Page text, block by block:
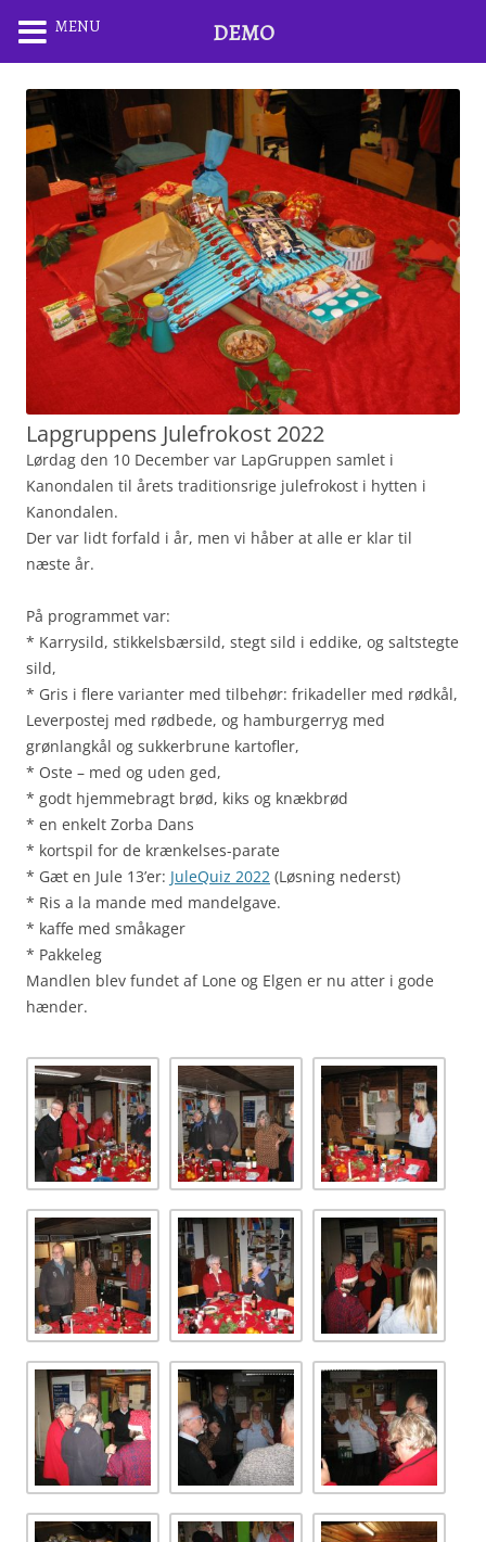
Lapgruppens Julefrokost 2022
Lørdag den 10 December var LapGruppen samlet i
Kanondalen til årets traditionsrige julefrokost i hytten i
Kanondalen.
Der var lidt forfald i år, men vi håber at alle er klar til
næste år.
På programmet var:
* Karrysild, stikkelsbærsild, stegt sild i eddike, og saltstegte
sild,
* Gris i flere varianter med tilbehør: frikadeller med rødkål,
Leverpostej med rødbede, og hamburgerryg med
grønlangkål og sukkerbrune kartofler,
* Oste – med og uden ged,
* godt hjemmebragt brød, kiks og knækbrød
* en enkelt Zorba Dans
* kortspil for de krænkelses-parate
* Gæt en Jule 13’er: JuleQuiz 2022 (Løsning nederst)
* Ris a la mande med mandelgave.
* kaffe med småkager
* Pakkeleg
Mandlen blev fundet af Lone og Elgen er nu atter i gode
hænder.
MENU DEMO